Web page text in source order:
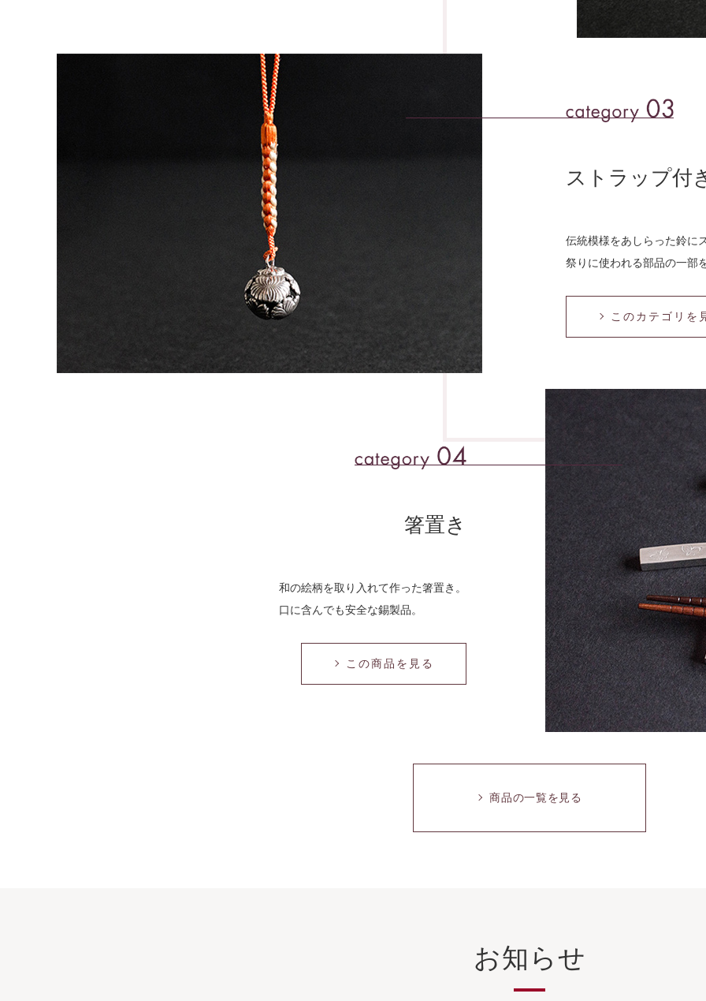
ストラップ付
伝統模様をあしらった鈴に
祭りに使われる部品の⼀部
このカテゴリを
箸置き
和の絵柄を取り⼊れて作った箸置き。
⼝に含んでも安全な錫製品。
この商品を⾒る
商品の⼀覧を⾒る
お知らせ